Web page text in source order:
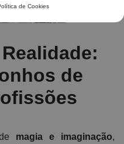
de Cookies
de
magia e imaginação,